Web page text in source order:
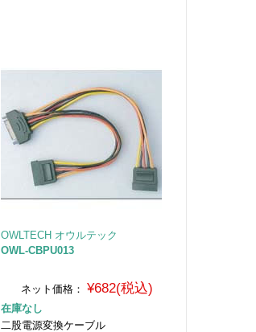
OWLTECH オウルテック
OWL-CBPU013
ネット価格： ¥682(税込)
在庫なし
二股電源変換ケーブル